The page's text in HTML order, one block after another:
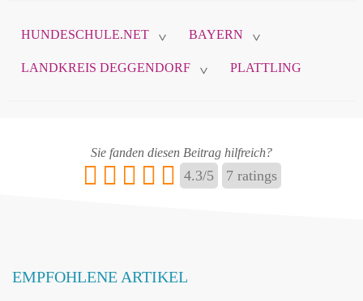
HUNDESCHULE.NET > BAYERN >
LANDKREIS DEGGENDORF > PLATTLING
Sie fanden diesen Beitrag hilfreich?
4.3/5 7ratings
EMPFOHLENE ARTIKEL